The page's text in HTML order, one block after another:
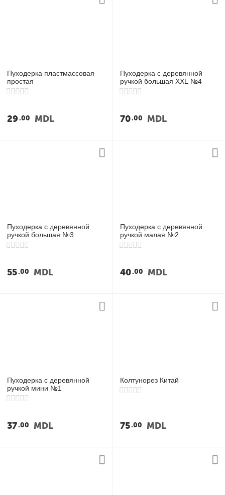
Пуходерка пластмассовая
простая
29 00 MDL
Пуходерка с деревянной
ручкой большая XXL №4
70 00 MDL
Пуходерка с деревянной
ручкой большая №3
55 00 MDL
Пуходерка с деревянной
ручкой малая №2
40 00 MDL
Пуходерка с деревянной
ручкой мини №1
37 00 MDL
Колтунорез Китай
75 00 MDL